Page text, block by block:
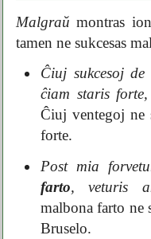
Malgraŭ montras
tamen ne sukcesas
Ĉiuj sukcesoj
ĉiam staris forte,
Ĉiuj ventegoj ne
forte.
Post mia
farto, veturis
malbona farto ne
Bruselo.